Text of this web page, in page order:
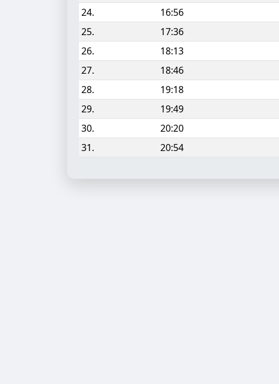
24.
16:56
25.
17:36
26.
18:13
27.
18:46
28.
19:18
29.
19:49
30.
20:20
31.
20:54